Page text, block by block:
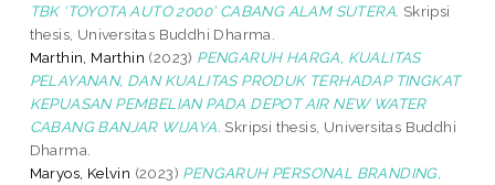
TBK ‘TOYOTA AUTO 2000’ CABANG ALAM SUTERA. Skripsi
thesis, Universitas Buddhi Dharma.
Marthin, Marthin (2023) PENGARUH HARGA, KUALITAS
PELAYANAN, DAN KUALITAS PRODUK TERHADAP TINGKAT
KEPUASAN PEMBELIAN PADA DEPOT AIR NEW WATER
CABANG BANJAR WIJAYA. Skripsi thesis, Universitas Buddhi
Dharma.
Maryos, Kelvin (2023) PENGARUH PERSONAL BRANDING,